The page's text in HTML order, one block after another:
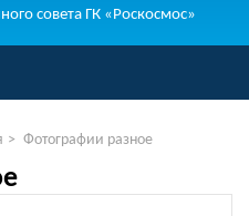
совета ГК «Роскосмос»
> Фотографии разное